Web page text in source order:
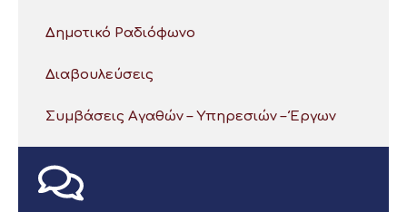
Δημοτικό Ραδιόφωνο
Διαβουλεύσεις
Συμβάσεις Αγαθών – Υπηρεσιών – Έργων